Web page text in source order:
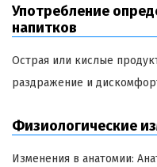
Употребление
напитков
Острая или кислые
раздражение и
Физиологические
Изменения в анатомии: